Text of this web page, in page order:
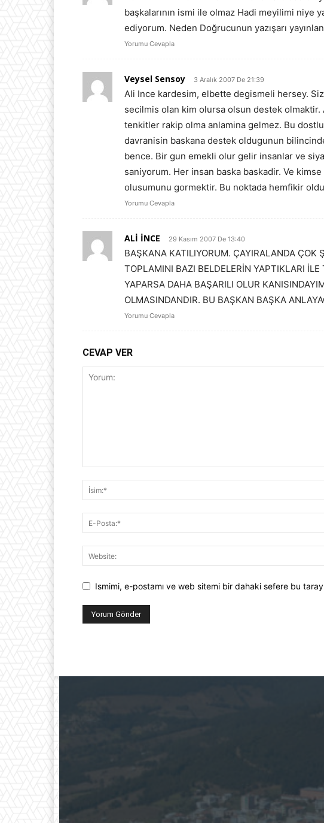
başkalarının ismi ile olmaz Hadi meyilimi niye
ediyorum. Neden Doğrucunun yazışarı
Yorumu Cevapla
Veysel Sensoy 3 Aralık 2007 De 21:39
Ali Ince kardesim, elbette degismeli hersey.
secilmis olan kim olursa olsun destek
tenkitler rakip olma anlamina gelmez. Bu
davranisin baskana destek oldugunun
bence. Bir gun emekli olur gelir insanlar ve
saniyorum. Her insan baska baskadir. Ve
olusumunu gormektir. Bu noktada hemfikir
Yorumu Cevapla
ALİ İNCE 29 Kasım 2007 De 13:40
BAŞKANA KATILIYORUM. ÇAYIRALANDA ÇOK
TOPLAMINI BAZI BELDELERİN YAPTIKLARI
YAPARSA DAHA BAŞARILI OLUR
OLMASINDANDIR. BU BAŞKAN BAŞKA
Yorumu Cevapla
CEVAP VER
Ismimi, e-postamı ve web sitemi bir dahaki sefere bu